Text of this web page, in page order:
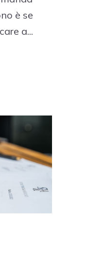
è se
a...